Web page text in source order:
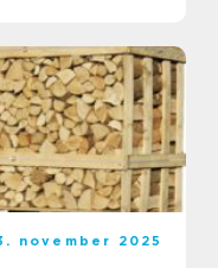
november 2025